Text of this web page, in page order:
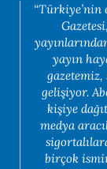
“Türkiye’nin
yayın
gelişiyor.
kişiye
medya
birçok